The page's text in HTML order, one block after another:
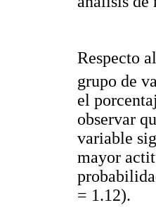
Respecto
grupo de
el
observar
variable
mayor
= 1.12).